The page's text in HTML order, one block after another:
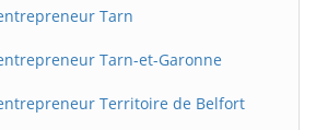
Tarn
Tarn-et-Garonne
Territoire de Belfort